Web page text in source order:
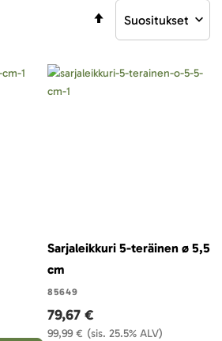
Aseta
Sarjaleikkuri 5-teräinen ø 5,5
cm
85649
(sis. 25.5% ALV)
99,99 €
79,67 €